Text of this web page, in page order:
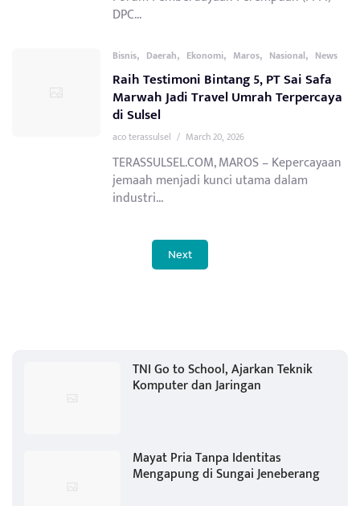
DPC...
Bisnis, Daerah, Ekonomi, Maros, Nasional, News
Raih Testimoni Bintang 5, PT Sai Safa
Marwah Jadi Travel Umrah Terpercaya
di Sulsel
aco terassulsel / March 20, 2026
TERASSULSEL.COM, MAROS – Kepercayaan
jemaah menjadi kunci utama dalam
industri...
Next
TNI Go to School, Ajarkan Teknik
Komputer dan Jaringan
Mayat Pria Tanpa Identitas
Mengapung di Sungai Jeneberang